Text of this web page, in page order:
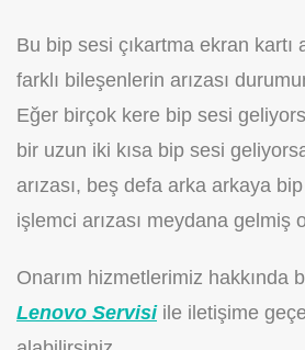
Bu bip sesi çıkartma ekran kartı
farklı bileşenlerin arızası
Eğer birçok kere bip sesi
bir uzun iki kısa bip sesi
arızası, beş defa arka arkaya
işlemci arızası meydana gelmiş
Onarım hizmetlerimiz hakkında
Lenovo Servisiile iletişime